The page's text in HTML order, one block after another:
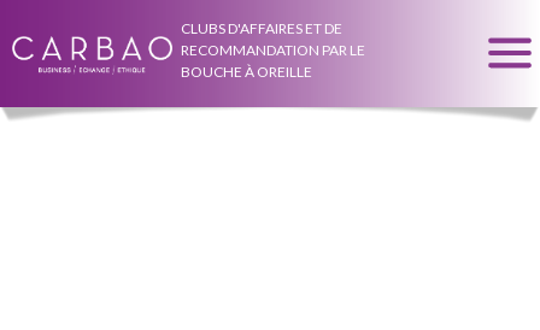
CLUBS D'AFFAIRES ET DE
RECOMMANDATION PAR LE
BOUCHE À OREILLE